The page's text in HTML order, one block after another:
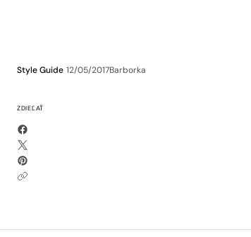
Style Guide 12/05/2017Barborka
ZDIEĽAŤ